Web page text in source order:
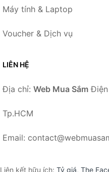
Máy tính & Laptop
Voucher & Dịch vụ
LIÊN HỆ
Địa chỉ: Web Mua Sắm Điện
Tp.HCM
Email:
Liên kết hữu ích: Tỷ giá, The